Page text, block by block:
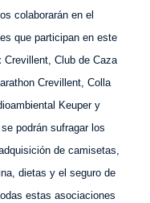
colaborarán en el
que participan en este
Crevillent, Club de Caza
Crevillent, Colla
Keuper y
podrán sufragar los
de camisetas,
dietas y el seguro de
estas asociaciones